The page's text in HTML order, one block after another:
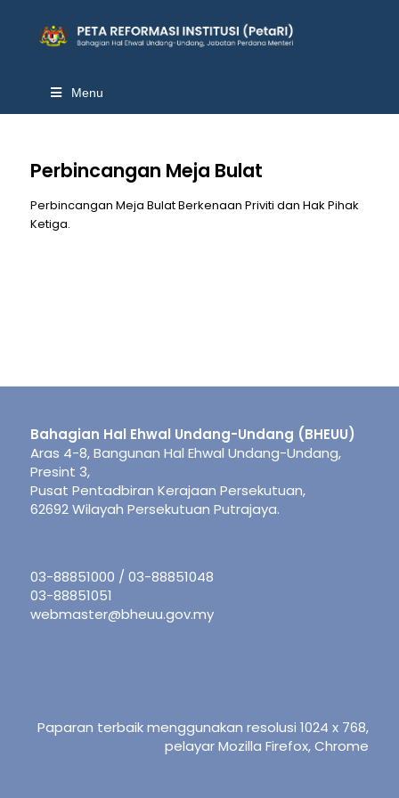
Menu
Perbincangan Meja Bulat
Perbincangan Meja Bulat Berkenaan Priviti dan Hak Pihak
Ketiga.
Bahagian Hal Ehwal Undang-Undang (BHEUU)
Aras 4-8, Bangunan Hal Ehwal Undang-Undang,
Presint 3,
Pusat Pentadbiran Kerajaan Persekutuan,
62692 Wilayah Persekutuan Putrajaya.
03-88851000 / 03-88851048
03-88851051
webmaster@bheuu.gov.my
Paparan terbaik menggunakan resolusi 1024 x 768,
pelayar Mozilla Firefox, Chrome